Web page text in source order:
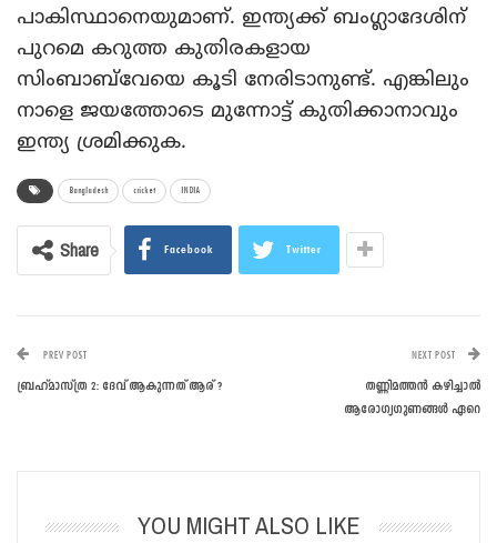
പാകിസ്ഥാനെയുമാണ്. ഇന്ത്യക്ക് ബംഗ്ലാദേശിന്
പുറമെ കറുത്ത കുതിരകളായ
സിംബാബ്‌വേയെ കൂടി നേരിടാനുണ്ട്. എങ്കിലും
നാളെ ജയത്തോടെ മുന്നോട്ട് കുതിക്കാനാവും
ഇന്ത്യ ശ്രമിക്കുക.
Bangladesh cricket INDIA
Share Facebook Twitter
PREV POST
ബ്രഹ്മാസ്ത്ര 2: ദേവ് ആകുന്നത് ആര് ?
NEXT POST
തണ്ണിമത്തന്‍ കഴിച്ചാല്‍
ആരോഗ്യഗുണങ്ങള്‍ ഏറെ
YOU MIGHT ALSO LIKE